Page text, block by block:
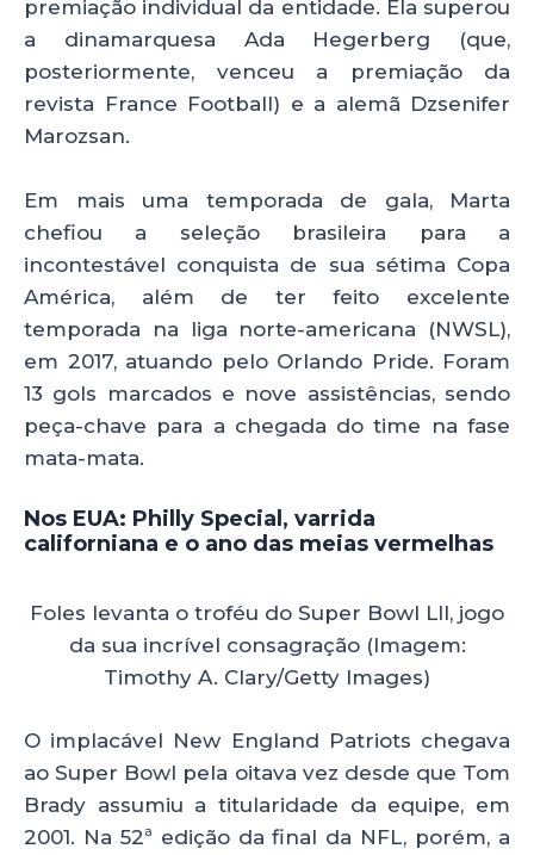
premiação individual da entidade. Ela superou
a dinamarquesa Ada Hegerberg (que,
posteriormente, venceu a premiação da
revista France Football) e a alemã Dzsenifer
Marozsan.
Em mais uma temporada de gala, Marta
chefiou a seleção brasileira para a
incontestável conquista de sua sétima Copa
América, além de ter feito excelente
temporada na liga norte-americana (NWSL),
em 2017, atuando pelo Orlando Pride. Foram
13 gols marcados e nove assistências, sendo
peça-chave para a chegada do time na fase
mata-mata.
Nos EUA: Philly Special, varrida
californiana e o ano das meias vermelhas
Foles levanta o troféu do Super Bowl LII, jogo
da sua incrível consagração (Imagem:
Timothy A. Clary/Getty Images)
O implacável New England Patriots chegava
ao Super Bowl pela oitava vez desde que Tom
Brady assumiu a titularidade da equipe, em
2001. Na 52ª edição da final da NFL, porém, a